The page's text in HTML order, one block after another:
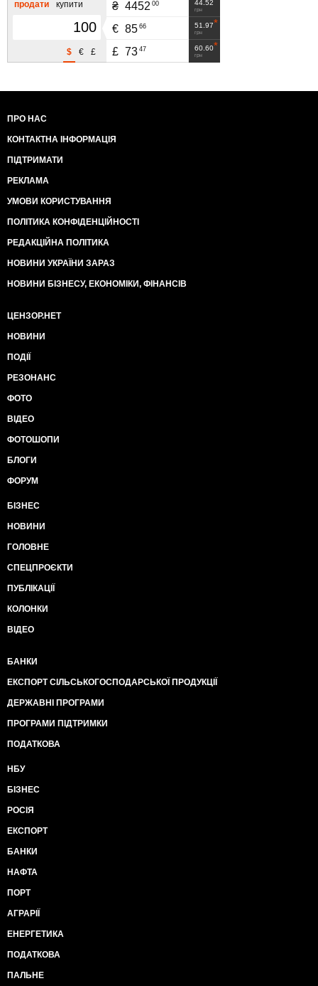
продати купити
£
€
$
44.52
грн
₴ 4452 00
51.97
грн
€ 85 66
60.60
грн
£ 73 47
ПРО НАС
КОНТАКТНА ІНФОРМАЦІЯ
ПІДТРИМАТИ
РЕКЛАМА
УМОВИ КОРИСТУВАННЯ
ПОЛІТИКА КОНФІДЕНЦІЙНОСТІ
РЕДАКЦІЙНА ПОЛІТИКА
НОВИНИ УКРАЇНИ ЗАРАЗ
НОВИНИ БІЗНЕСУ, ЕКОНОМІКИ, ФІНАНСІВ
ЦЕНЗОР.НЕТ
НОВИНИ
ПОДІЇ
РЕЗОНАНС
ФОТО
ВІДЕО
ФОТОШОПИ
БЛОГИ
ФОРУМ
БІЗНЕС
НОВИНИ
ГОЛОВНЕ
СПЕЦПРОЄКТИ
ПУБЛІКАЦІЇ
КОЛОНКИ
ВІДЕО
БАНКИ
ЕКСПОРТ СІЛЬСЬКОГОСПОДАРСЬКОЇ ПРОДУКЦІЇ
ДЕРЖАВНІ ПРОГРАМИ
ПРОГРАМИ ПІДТРИМКИ
ПОДАТКОВА
НБУ
БІЗНЕС
РОСІЯ
ЕКСПОРТ
БАНКИ
НАФТА
ПОРТ
АГРАРІЇ
ЕНЕРГЕТИКА
ПОДАТКОВА
ПАЛЬНЕ